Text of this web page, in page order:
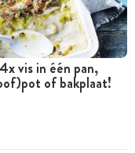
vis in één pan,
of bakplaat!